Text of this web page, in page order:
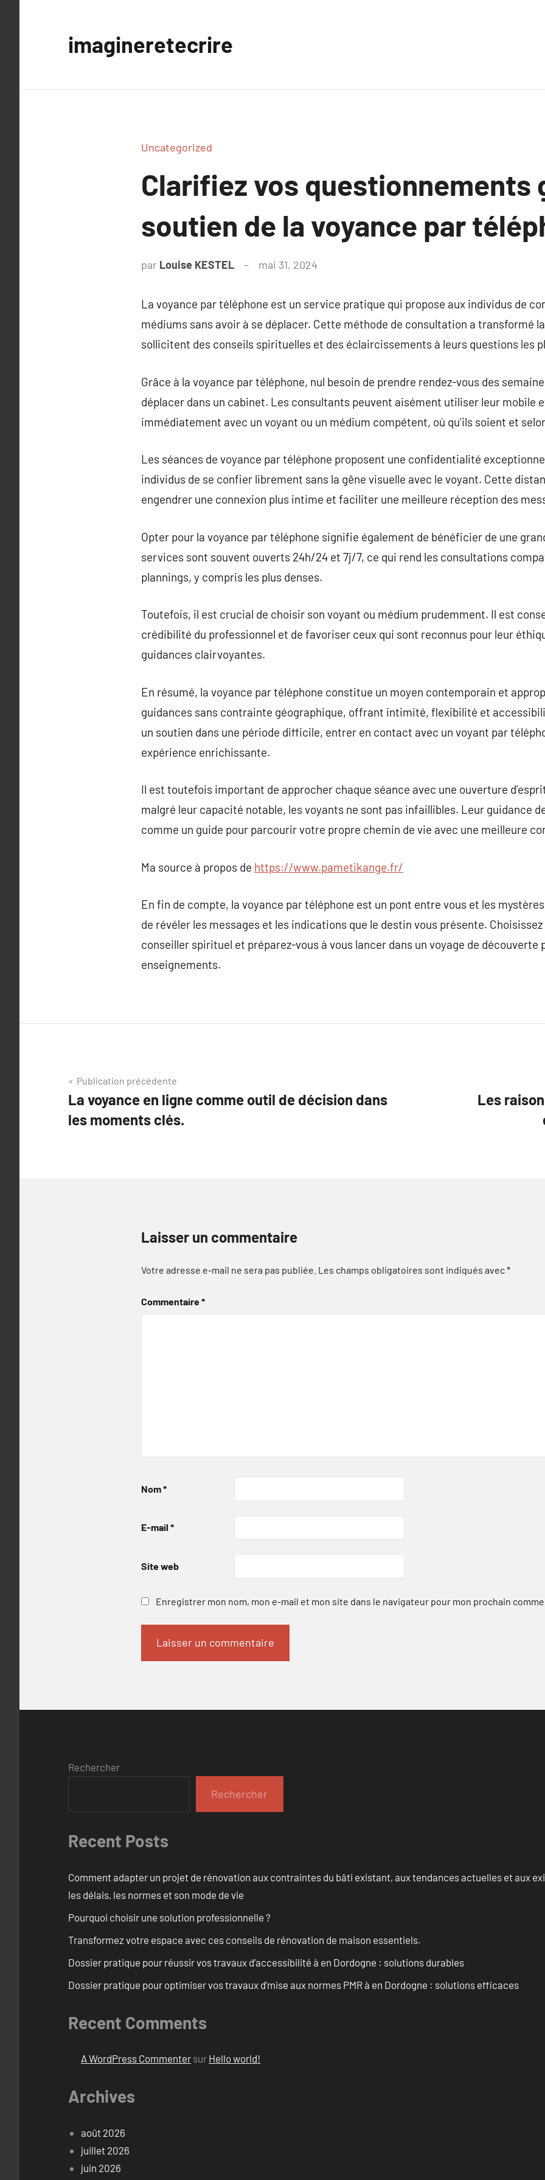
imagineretecrire
Uncategorized
Clarifiez vos questionnements
soutien de la voyance par
par Louise KESTEL mai 31, 2024
La voyance par téléphone est un service pratique qui propose aux individus de
médiums sans avoir à se déplacer. Cette méthode de consultation a transformé
sollicitent des conseils spirituelles et des éclaircissements à leurs questions les
Grâce à la voyance par téléphone, nul besoin de prendre rendez-vous des
déplacer dans un cabinet. Les consultants peuvent aisément utiliser leur mobile
immédiatement avec un voyant ou un médium compétent, où qu’ils soient et
Les séances de voyance par téléphone proposent une confidentialité
individus de se confier librement sans la gêne visuelle avec le voyant. Cette
engendrer une connexion plus intime et faciliter une meilleure réception des
Opter pour la voyance par téléphone signifie également de bénéficier de une
services sont souvent ouverts 24h/24 et 7j/7, ce qui rend les consultations
plannings, y compris les plus denses.
Toutefois, il est crucial de choisir son voyant ou médium prudemment. Il est
crédibilité du professionnel et de favoriser ceux qui sont reconnus pour leur
guidances clairvoyantes.
En résumé, la voyance par téléphone constitue un moyen contemporain et
guidances sans contrainte géographique, offrant intimité, flexibilité et
un soutien dans une période difficile, entrer en contact avec un voyant par
expérience enrichissante.
Il est toutefois important de approcher chaque séance avec une ouverture
malgré leur capacité notable, les voyants ne sont pas infaillibles. Leur guidance
comme un guide pour parcourir votre propre chemin de vie avec une meilleure
Ma source à propos de https://www.pametikange.fr/
En fin de compte, la voyance par téléphone est un pont entre vous et les
de révéler les messages et les indications que le destin vous présente.
conseiller spirituel et préparez-vous à vous lancer dans un voyage de découverte
enseignements.
Navigation
de
l’article
Publication précédente
La voyance en ligne comme outil de décision dans
les moments clés.
Les
Laisser un commentaire
Votre adresse e-mail ne sera pas publiée. Les champs obligatoires sont indiqués avec*
Commentaire*
Nom*
E-mail *
Site web
Enregistrer mon nom, mon e-mail et mon site dans le navigateur pour mon prochain
Rechercher
Rechercher
Recent Posts
Comment adapter un projet de rénovation aux contraintes du bâti existant, aux tendances actuelles et aux
les délais, les normes et son mode de vie
Pourquoi choisir une solution professionnelle ?
Transformez votre espace avec ces conseils de rénovation de maison essentiels.
Dossier pratique pour réussir vos travaux d’accessibilité à en Dordogne : solutions durables
Dossier pratique pour optimiser vos travaux d’mise aux normes PMR à en Dordogne : solutions efficaces
Recent Comments
A WordPress Commenter sur Hello world!
Archives
août 2026
juillet 2026
juin 2026